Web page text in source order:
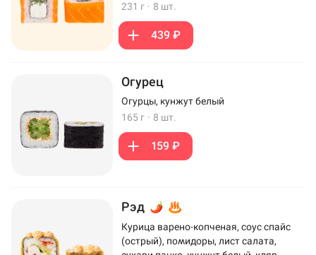
231 г · 8 шт.
439 ₽
Огурец
Огурцы, кунжут белый
165 г · 8 шт.
159 ₽
Рэд
Курица варено-копченая, соус спайс
(острый), помидоры, лист салата,